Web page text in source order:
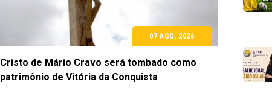
07 AGO, 2026
Cristo de Mário Cravo será tombado como
patrimônio de Vitória da Conquista